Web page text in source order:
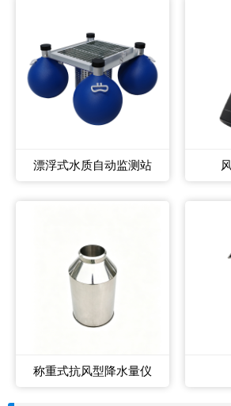
漂浮式水质自动监测站
称重式抗风型降水量仪